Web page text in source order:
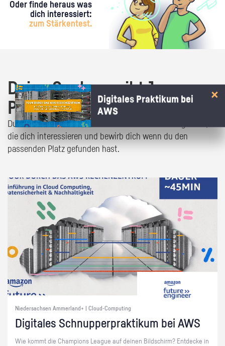
Oder finde heraus was
dich interessiert:
zum Stärkentest.
Deine Suche ergibt 1
Praktikumsangebot!
Du bist fast da! Klick dich durch die Praktikumsangebote,
die dich interessieren und bewirb dich wenn du den
passenden Platz gefunden hast.
Niedersachsen Ammerland+ | Cloud-Computing
Di­gi­ta­les Schnup­per­prak­ti­kum bei AWS
Wie kommt die Cham­pi­ons Le­ague auf dei­nen Bild­schirm? Ent­de­cke in
Digitales Praktikum bei
AWS